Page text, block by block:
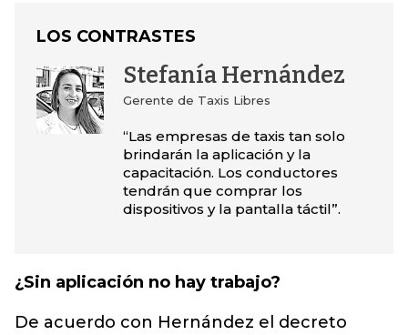
LOS CONTRASTES
Stefanía Hernández
Gerente de Taxis Libres
“Las empresas de taxis tan solo
brindarán la aplicación y la
capacitación. Los conductores
tendrán que comprar los
dispositivos y la pantalla táctil”.
¿Sin aplicación no hay trabajo?
De acuerdo con Hernández el decreto